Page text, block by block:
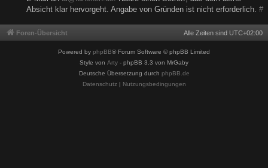
Absicht klar hervorgeht. Angabe von Gründen ist nicht erforderlich. #
Foren-Übersicht Alle Zeiten sind UTC+02:00
Powered by phpBB® Forum Software © phpBB Limited
Style von Arty - phpBB 3.3 von MrGaby
Deutsche Übersetzung durch phpBB.de
Datenschutz| Nutzungsbedingungen